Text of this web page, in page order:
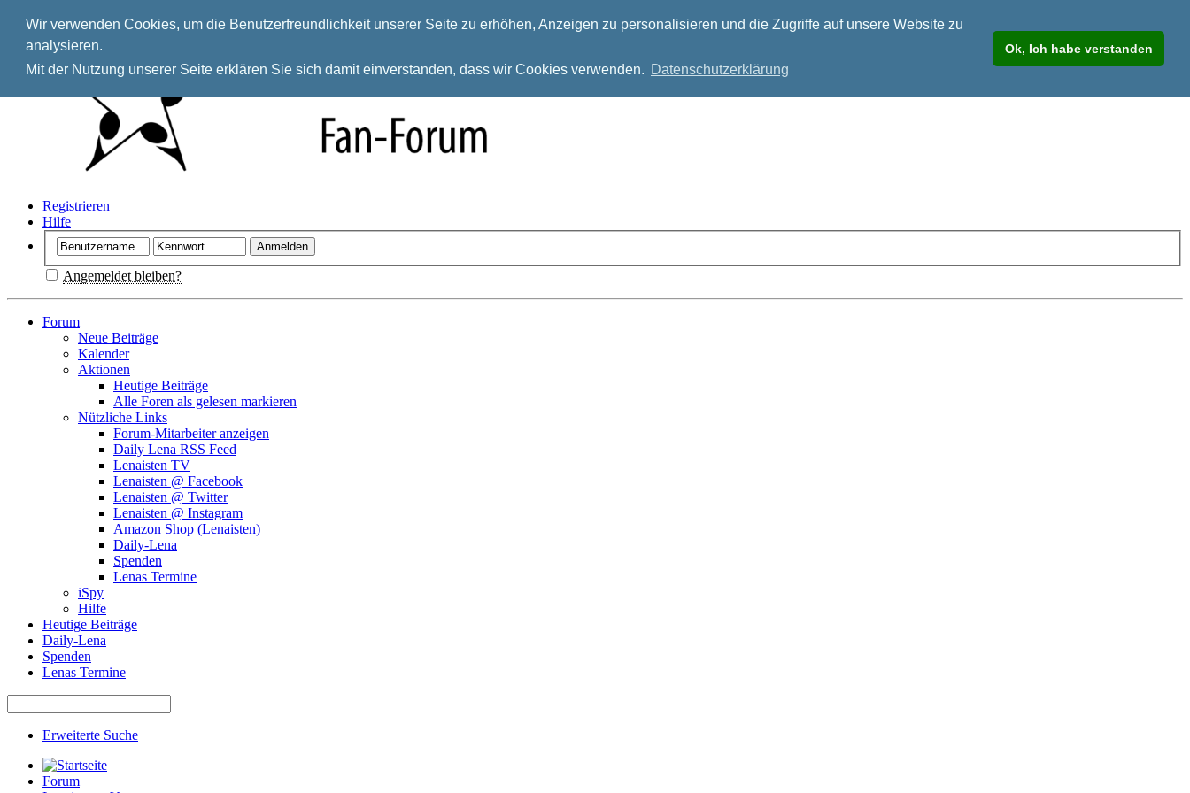
Wir verwenden Cookies, um die Benutzerfreundlichkeit unserer Seite zu erhöhen, Anzeigen zu personalisieren und die Zugriffe auf unsere Website zu
analysieren.
Mit der Nutzung unserer Seite erklären Sie sich damit einverstanden, dass wir Cookies verwenden. Datenschutzerklärung
Ok, Ich habe verstanden
Registrieren
Hilfe
Angemeldet bleiben?
Forum
Neue Beiträge
Kalender
Aktionen
Heutige Beiträge
Alle Foren als gelesen markieren
Nützliche Links
Forum-Mitarbeiter anzeigen
Daily Lena RSS Feed
Lenaisten TV
Lenaisten @ Facebook
Lenaisten @ Twitter
Lenaisten @ Instagram
Amazon Shop (Lenaisten)
Daily-Lena
Spenden
Lenas Termine
iSpy
Hilfe
Heutige Beiträge
Daily-Lena
Spenden
Lenas Termine
Erweiterte Suche
Forum